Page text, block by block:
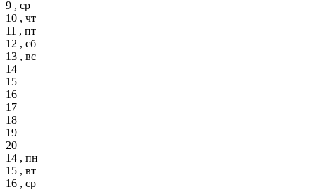
9 , ср
10 , чт
11 , пт
12 , сб
13 , вс
14
15
16
17
18
19
20
14 , пн
15 , вт
16 , ср